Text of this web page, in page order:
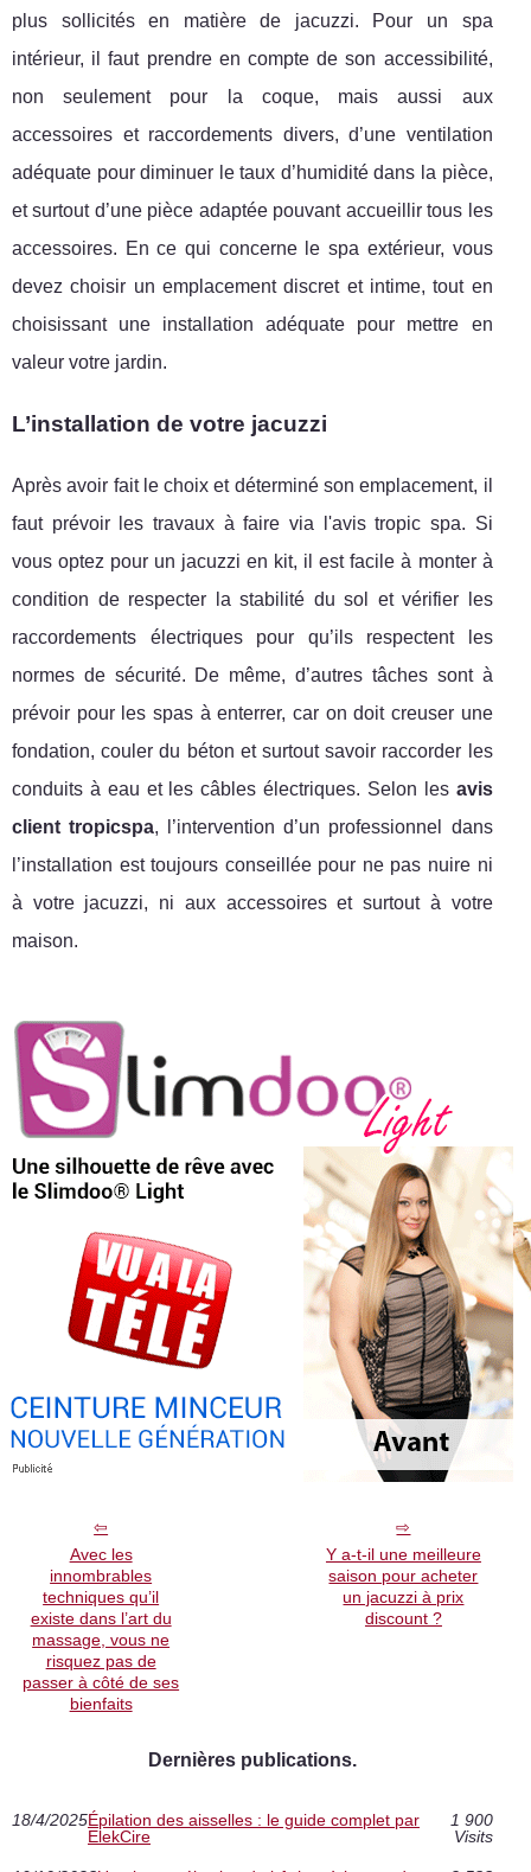
plus sollicités en matière de jacuzzi. Pour un spa
intérieur, il faut prendre en compte de son accessibilité,
non seulement pour la coque, mais aussi aux
accessoires et raccordements divers, d’une ventilation
adéquate pour diminuer le taux d’humidité dans la pièce,
et surtout d’une pièce adaptée pouvant accueillir tous les
accessoires. En ce qui concerne le spa extérieur, vous
devez choisir un emplacement discret et intime, tout en
choisissant une installation adéquate pour mettre en
valeur votre jardin.
L’installation de votre jacuzzi
Après avoir fait le choix et déterminé son emplacement, il
faut prévoir les travaux à faire via l'avis tropic spa. Si
vous optez pour un jacuzzi en kit, il est facile à monter à
condition de respecter la stabilité du sol et vérifier les
raccordements électriques pour qu’ils respectent les
normes de sécurité. De même, d’autres tâches sont à
prévoir pour les spas à enterrer, car on doit creuser une
fondation, couler du béton et surtout savoir raccorder les
conduits à eau et les câbles électriques. Selon les avis
client tropicspa, l’intervention d’un professionnel dans
l’installation est toujours conseillée pour ne pas nuire ni
à votre jacuzzi, ni aux accessoires et surtout à votre
maison.
Avec les
innombrables
techniques qu’il
existe dans l’art du
massage, vous ne
risquez pas de
passer à côté de ses
bienfaits
Y a-t-il une meilleure
saison pour acheter
un jacuzzi à prix
discount ?
Dernières publications.
18/4/2025Épilation des aisselles : le guide complet par
ElekCire
1 900
Visits